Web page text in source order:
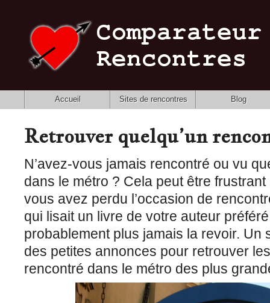
Accueil Sites de rencontres Blog
Retrouver quelqu’un
N’avez-vous jamais rencontré ou vu
dans le métro ? Cela peut être
vous avez perdu l’occasion de
qui lisait un livre de votre auteur
probablement plus jamais la revoir. Un
des petites annonces pour retrouver
rencontré dans le métro des plus